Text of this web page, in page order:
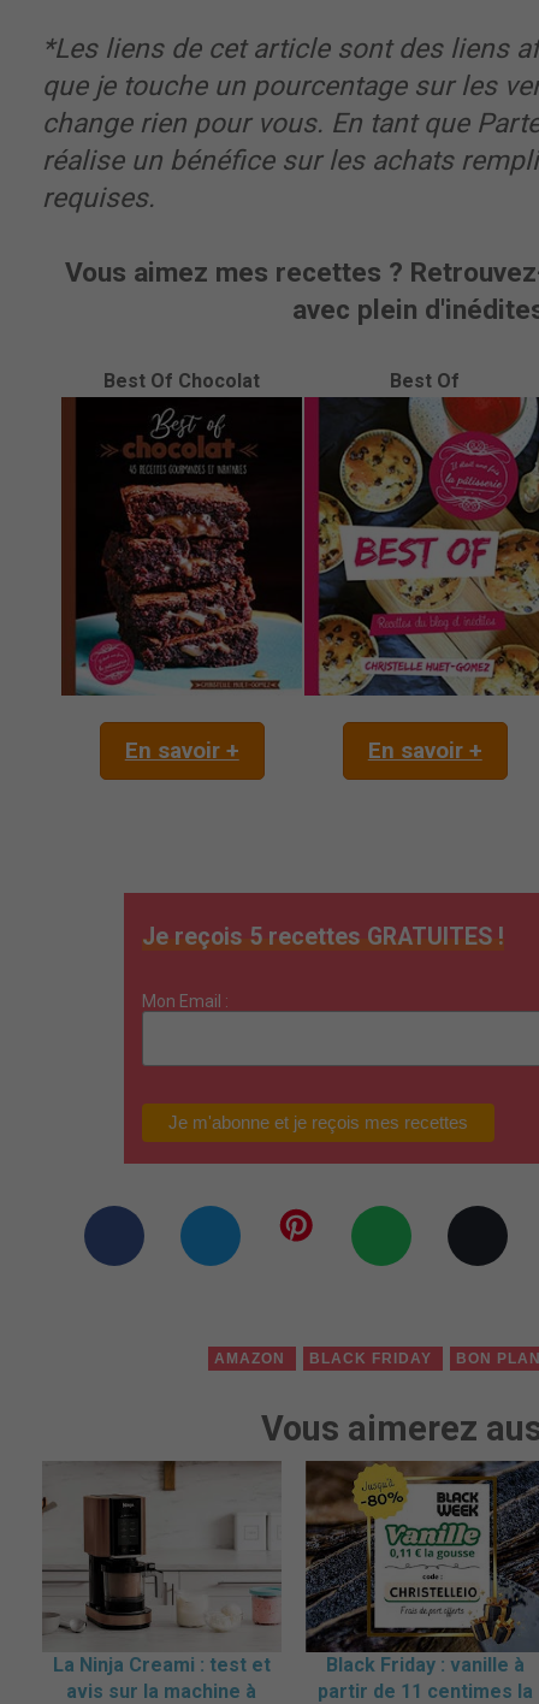
*Les liens de cet article sont des liens
que je touche un pourcentage sur les
change rien pour vous. En tant que
réalise un bénéfice sur les achats
requises.
Vous aimez mes recettes ?
avec plein
Best Of Chocolat Best Of
En savoir + En savoir +
Je reçois 5 recettes GRATUITES !
Mon Email :
AMAZON BLACK FRIDAY BON
Vous aimerez
La Ninja Creami : test et
avis sur la machine à
Black Friday : vanille à
partir de 11 centimes la